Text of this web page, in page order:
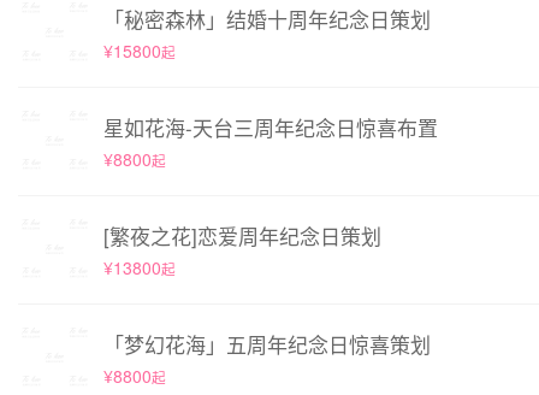
「秘密森林」结婚十周年纪念日策划
¥15800起
星如花海-天台三周年纪念日惊喜布置
¥8800起
[繁夜之花]恋爱周年纪念日策划
¥13800起
「梦幻花海」五周年纪念日惊喜策划
¥8800起